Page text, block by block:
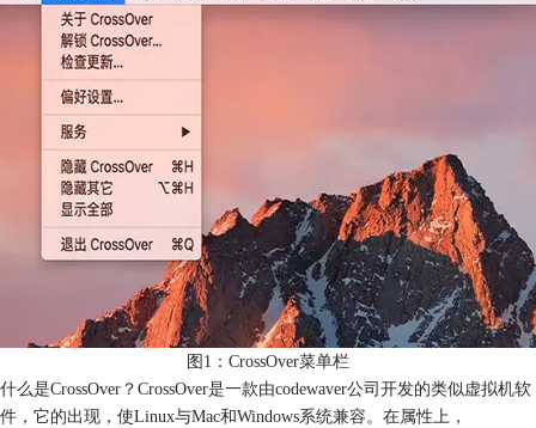
图1：CrossOver菜单栏
什么是CrossOver？CrossOver是一款由codewaver公司开发的类似虚拟机软
件，它的出现，使Linux与Mac和Windows系统兼容。在属性上，